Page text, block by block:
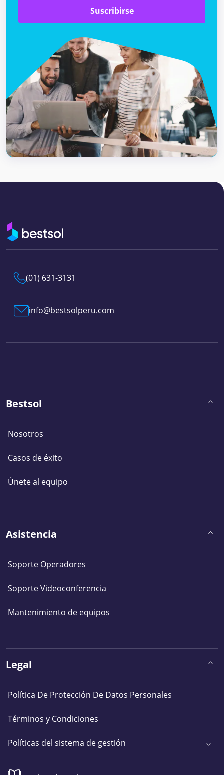
Suscribirse
(01) 631-3131
info@bestsolperu.com
Bestsol
Nosotros
Casos de éxito
Únete al equipo
Asistencia
Soporte Operadores
Soporte Videoconferencia
Mantenimiento de equipos
Legal
Política De Protección De Datos Personales
Términos y Condiciones
Políticas del sistema de gestión